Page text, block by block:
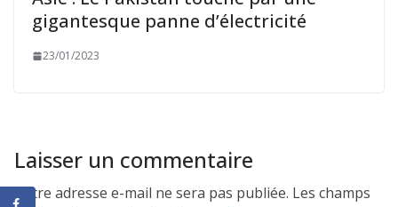
gigantesque panne d’électricité
23/01/2023
Laisser un commentaire
Votre adresse e-mail ne sera pas publiée. Les champs